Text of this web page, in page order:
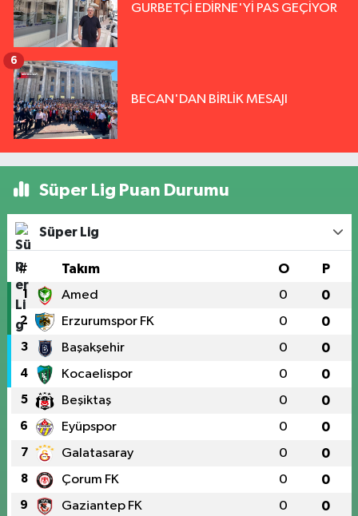
GURBETÇİ EDİRNE'Yİ PAS GEÇİYOR
BECAN'DAN BİRLİK MESAJI
6
Süper Lig Puan Durumu
Süper Lig
# Takım O P
1 Amed 0 0
2 Erzurumspor FK 0 0
3 Başakşehir 0 0
4 Kocaelispor 0 0
5 Beşiktaş 0 0
6 Eyüpspor 0 0
7 Galatasaray 0 0
8 Çorum FK 0 0
9 Gaziantep FK 0 0